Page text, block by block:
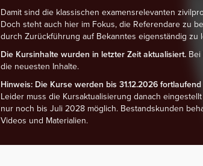
Damit sind die klassischen examensrelevanten
Doch steht auch hier im Fokus, die Referendare zu
durch Zurückführung auf Bekanntes eigenständig zu
Die Kursinhalte wurden in letzter Zeit aktualisiert.Bei
die neuesten Inhalte.
Hinweis: Die Kurse werden bis 31.12.2026
Leider muss die Kursaktualisierung danach
nur noch bis Juli 2028 möglich. Bestandskunden
Videos und Materialien.